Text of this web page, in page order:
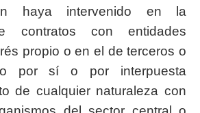
haya intervenido en la
contratos con entidades
propio o en el de terceros o
por sí o por interpuesta
de cualquier naturaleza con